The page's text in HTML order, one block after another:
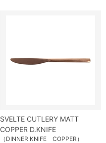
SVELTE CUTLERY MATT
COPPER D.KNIFE
（DINNER KNIFE COPPER）